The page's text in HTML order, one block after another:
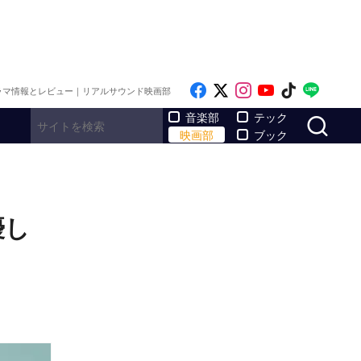
情報とレビュー｜リアルサウンド映画部 Like on Facebook
Follow on x
Follow on
Follow on
Follow
音楽部
映画部
テック
ブック